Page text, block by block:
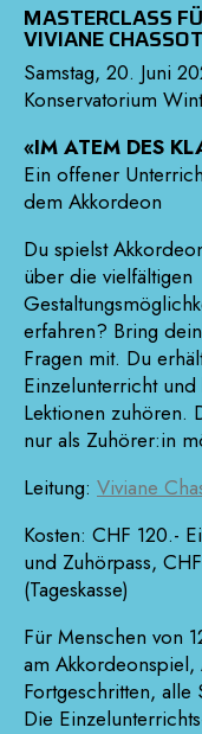
MASTERCLASS
VIVIANE CHASSOT
Samstag, 20. Juni
Konservatorium
«IM ATEM DES
Ein offener
dem Akkordeon
Du spielst
über die vielfältigen
erfahren? Bring
Fragen mit. Du
Einzelunterricht
Lektionen zuhören.
nur als Zuhörer:in
Leitung: Viviane
Kosten: CHF 120.-
und Zuhörpass,
(Tageskasse)
Für Menschen von
am
Fortgeschritten, alle
Die